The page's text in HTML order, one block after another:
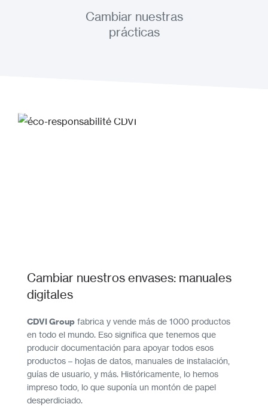
Cambiar nuestras
prácticas
Cambiar nuestros envases: manuales
digitales
CDVI Group fabrica y vende más de 1000 productos
en todo el mundo. Eso significa que tenemos que
producir documentación para apoyar todos esos
productos – hojas de datos, manuales de instalación,
guías de usuario, y más. Históricamente, lo hemos
impreso todo, lo que suponía un montón de papel
desperdiciado.